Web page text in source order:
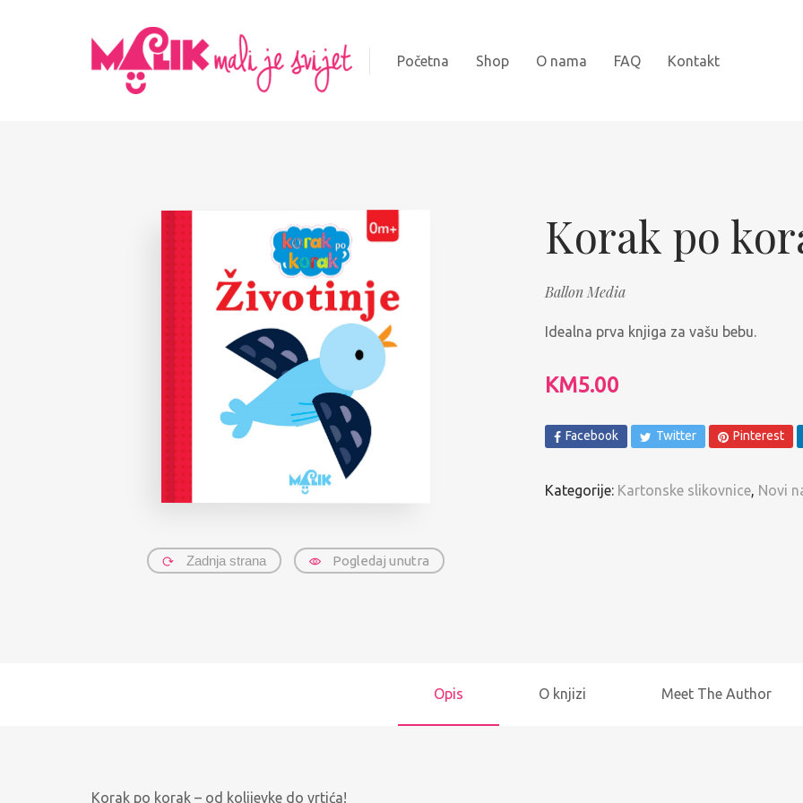
Početna Shop
Kartonske slikovnice
Najprodavanije
Knjige za djecu
Slikovnice sa naljepnicama
Pregled po autorima
O nama FAQ Kontakt
Zadnja strana Pogledaj unutra
Korak po
Ballon Media
Idealna prva knjiga za vašu bebu.
KM5.00
Facebook Twitter Pinterest
Kategorije: Kartonske slikovnice Novi
Opis O knjizi Meet The Author
Korak po korak – od kolijevke do vrtića!